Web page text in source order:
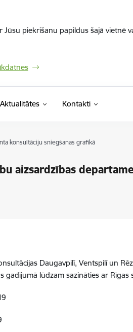
piekrišanu papildus šajā
Aktualitātes Kontakti
konsultāciju sniegšanas grafikā
aizsardzības
Daugavpilī, Ventspilī un
gadījumā lūdzam sazināties ar